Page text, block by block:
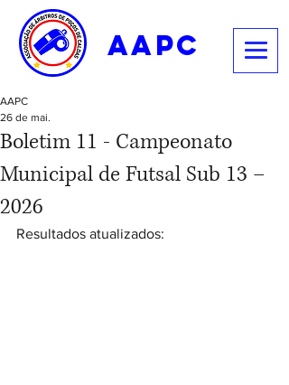
aapc
Boletim 11 - Campeonato
Municipal de Futsal Sub 13 –
2026
AAPC
26 de mai.
Resultados atualizados: